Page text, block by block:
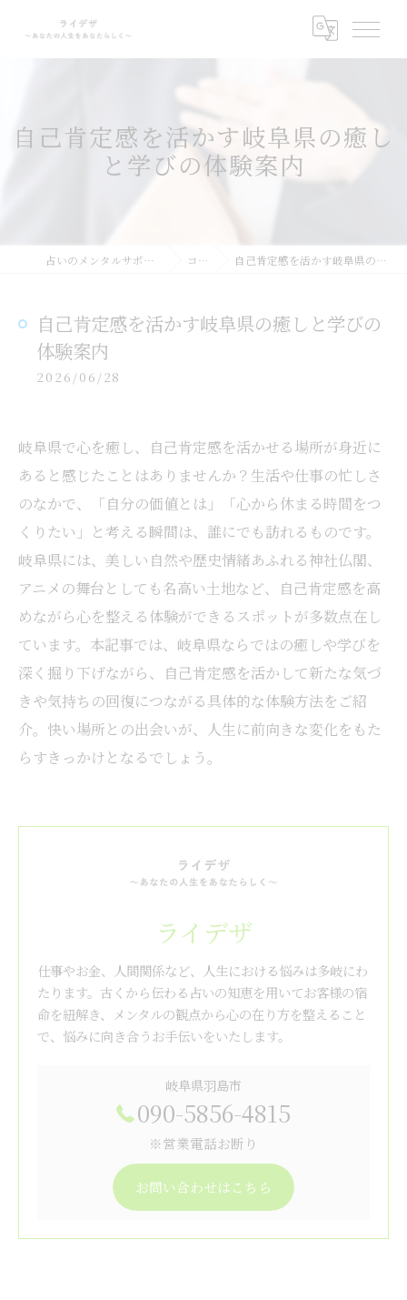
自己肯定感を活かす岐阜県の癒し
と学びの体験案内
占いのメンタルサポートならライデザ コラム 自己肯定感を活かす岐阜県の癒しと学びの体験案内
自己肯定感を活かす岐阜県の癒しと学びの
体験案内
2026/06/28
岐阜県で心を癒し、自己肯定感を活かせる場所が身近に
あると感じたことはありませんか？生活や仕事の忙しさ
のなかで、「自分の価値とは」「心から休まる時間をつ
くりたい」と考える瞬間は、誰にでも訪れるものです。
岐阜県には、美しい自然や歴史情緒あふれる神社仏閣、
アニメの舞台としても名高い土地など、自己肯定感を高
めながら心を整える体験ができるスポットが多数点在し
ています。本記事では、岐阜県ならではの癒しや学びを
深く掘り下げながら、自己肯定感を活かして新たな気づ
きや気持ちの回復につながる具体的な体験方法をご紹
介。快い場所との出会いが、人生に前向きな変化をもた
らすきっかけとなるでしょう。
ライデザ
仕事やお金、人間関係など、人生における悩みは多岐にわ
たります。古くから伝わる占いの知恵を用いてお客様の宿
命を紐解き、メンタルの観点から心の在り方を整えること
で、悩みに向き合うお手伝いをいたします。
岐阜県羽島市
090-5856-4815
※営業電話お断り
お問い合わせはこちら